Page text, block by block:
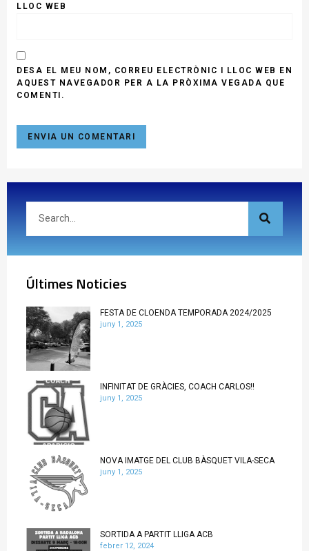
LLOC WEB
DESA EL MEU NOM, CORREU ELECTRÒNIC I LLOC WEB EN
AQUEST NAVEGADOR PER A LA PRÒXIMA VEGADA QUE
COMENTI.
Últimes Noticies
FESTA DE CLOENDA TEMPORADA 2024/2025
juny 1, 2025
INFINITAT DE GRÀCIES, COACH CARLOS!!
juny 1, 2025
NOVA IMATGE DEL CLUB BÀSQUET VILA-SECA
juny 1, 2025
SORTIDA A PARTIT LLIGA ACB
febrer 12, 2024